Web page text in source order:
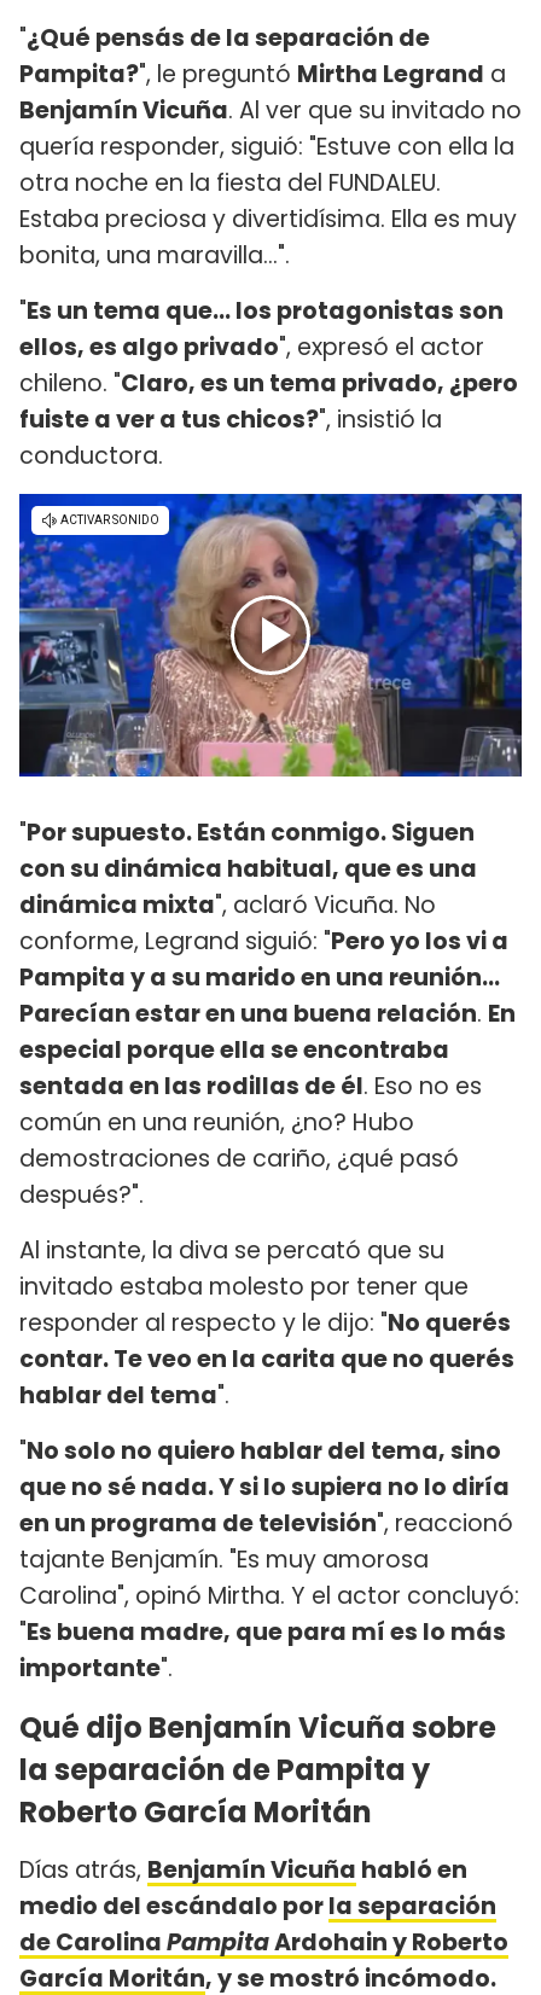
"¿Qué pensás de la separación de
Pampita?", le preguntó Mirtha Legrand a
Benjamín Vicuña. Al ver que su invitado no
quería responder, siguió: "Estuve con ella la
otra noche en la fiesta del FUNDALEU.
Estaba preciosa y divertidísima. Ella es muy
bonita, una maravilla…".
"Es un tema que... los protagonistas son
ellos, es algo privado", expresó el actor
chileno. "Claro, es un tema privado, ¿pero
fuiste a ver a tus chicos?", insistió la
conductora.
"Por supuesto. Están conmigo. Siguen
con su dinámica habitual, que es una
dinámica mixta", aclaró Vicuña. No
conforme, Legrand siguió: "Pero yo los vi a
Pampita y a su marido en una reunión…
Parecían estar en una buena relación. En
especial porque ella se encontraba
sentada en las rodillas de él. Eso no es
común en una reunión, ¿no? Hubo
demostraciones de cariño, ¿qué pasó
después?".
Al instante, la diva se percató que su
invitado estaba molesto por tener que
responder al respecto y le dijo: "No querés
contar. Te veo en la carita que no querés
hablar del tema".
"No solo no quiero hablar del tema, sino
que no sé nada. Y si lo supiera no lo diría
en un programa de televisión", reaccionó
tajante Benjamín. "Es muy amorosa
Carolina", opinó Mirtha. Y el actor concluyó:
"Es buena madre, que para mí es lo más
importante".
Qué dijo Benjamín Vicuña sobre
la separación de Pampita y
Roberto García Moritán
Días atrás, Benjamín Vicuña habló en
medio del escándalo porla separación
de CarolinaPampitaArdohain y Roberto
García Moritán, y se mostró incómodo.